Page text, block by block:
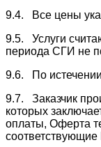
9.4. Все цены
9.5. Услуги
периода СГИ не
9.6. По истечении
9.7. Заказчик
которых
оплаты, Оферта